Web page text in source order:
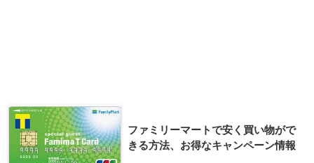
ファミリーマートで安く買い物がで
きる方法、お得なキャンペーン情報